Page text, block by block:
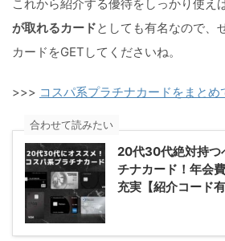
これから紹介する優待をしっかり使えば
が取れるカードとしても有名なので、
カードをGETしてくださいね。
>>> コスパ系プラチナカードをまとめ
20代30代絶対持つ
チナカード！年会
充実【紹介コード有
合わせて読みたい